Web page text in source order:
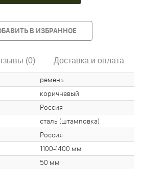
В ИЗБРАННОЕ
(0) Доставка и оплата
ремень
коричневый
Россия
сталь (штамповка)
Россия
1100-1400 мм
50 мм